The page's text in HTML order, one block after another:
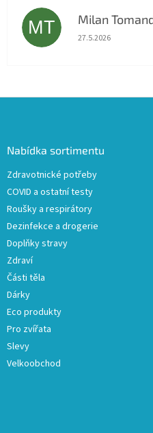
MT Milan
Hodnocení
27.5.2026
Nabídka sortimentu
Zdravotnické potřeby
COVID a ostatní testy
Roušky a respirátory
Dezinfekce a drogerie
Doplňky stravy
Zdraví
Části těla
Dárky
Eco produkty
Pro zvířata
Slevy
Velkoobchod